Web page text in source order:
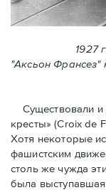
1927
"Аксьон
Существовали и
кресты» (Croix de
Хотя некоторые
фашистским
столь же чужда
была